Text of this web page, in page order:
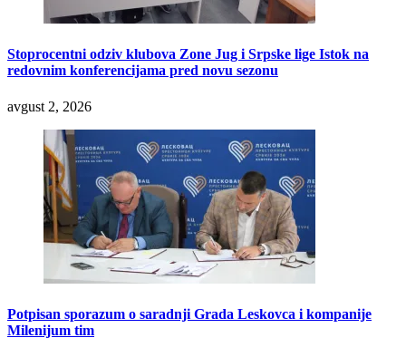
Stoprocentni odziv klubova Zone Jug i Srpske lige Istok na
redovnim konferencijama pred novu sezonu
avgust 2, 2026
Potpisan sporazum o saradnji Grada Leskovca i kompanije
Milenijum tim